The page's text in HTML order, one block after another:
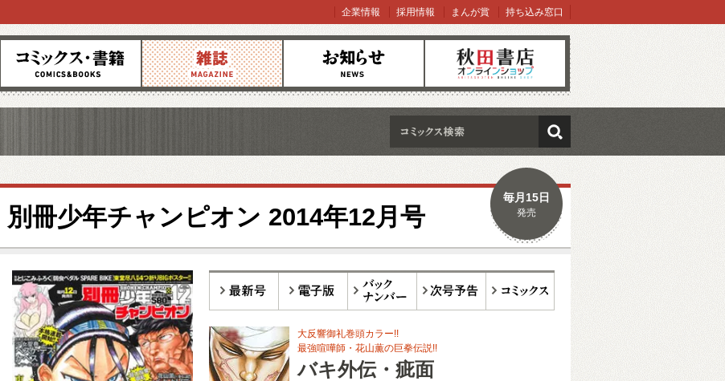
コミックス 雑誌 お知らせ オンラインショップ
企業情報 採用情報 まんが賞 持ち込み窓口
検索
別冊少年チャンピオン 2014年12月号
毎月15日
発売
大反響御礼巻頭カラー!!
最強喧嘩師・花山薫の巨拳伝説!!
バキ外伝・疵面